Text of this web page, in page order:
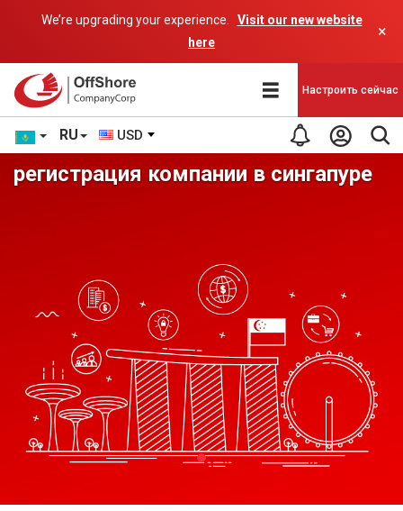
We’re upgrading your experience.
Visit our new website
here
×
RU USD
Настроить сейчас
регистрация компании в сингапуре